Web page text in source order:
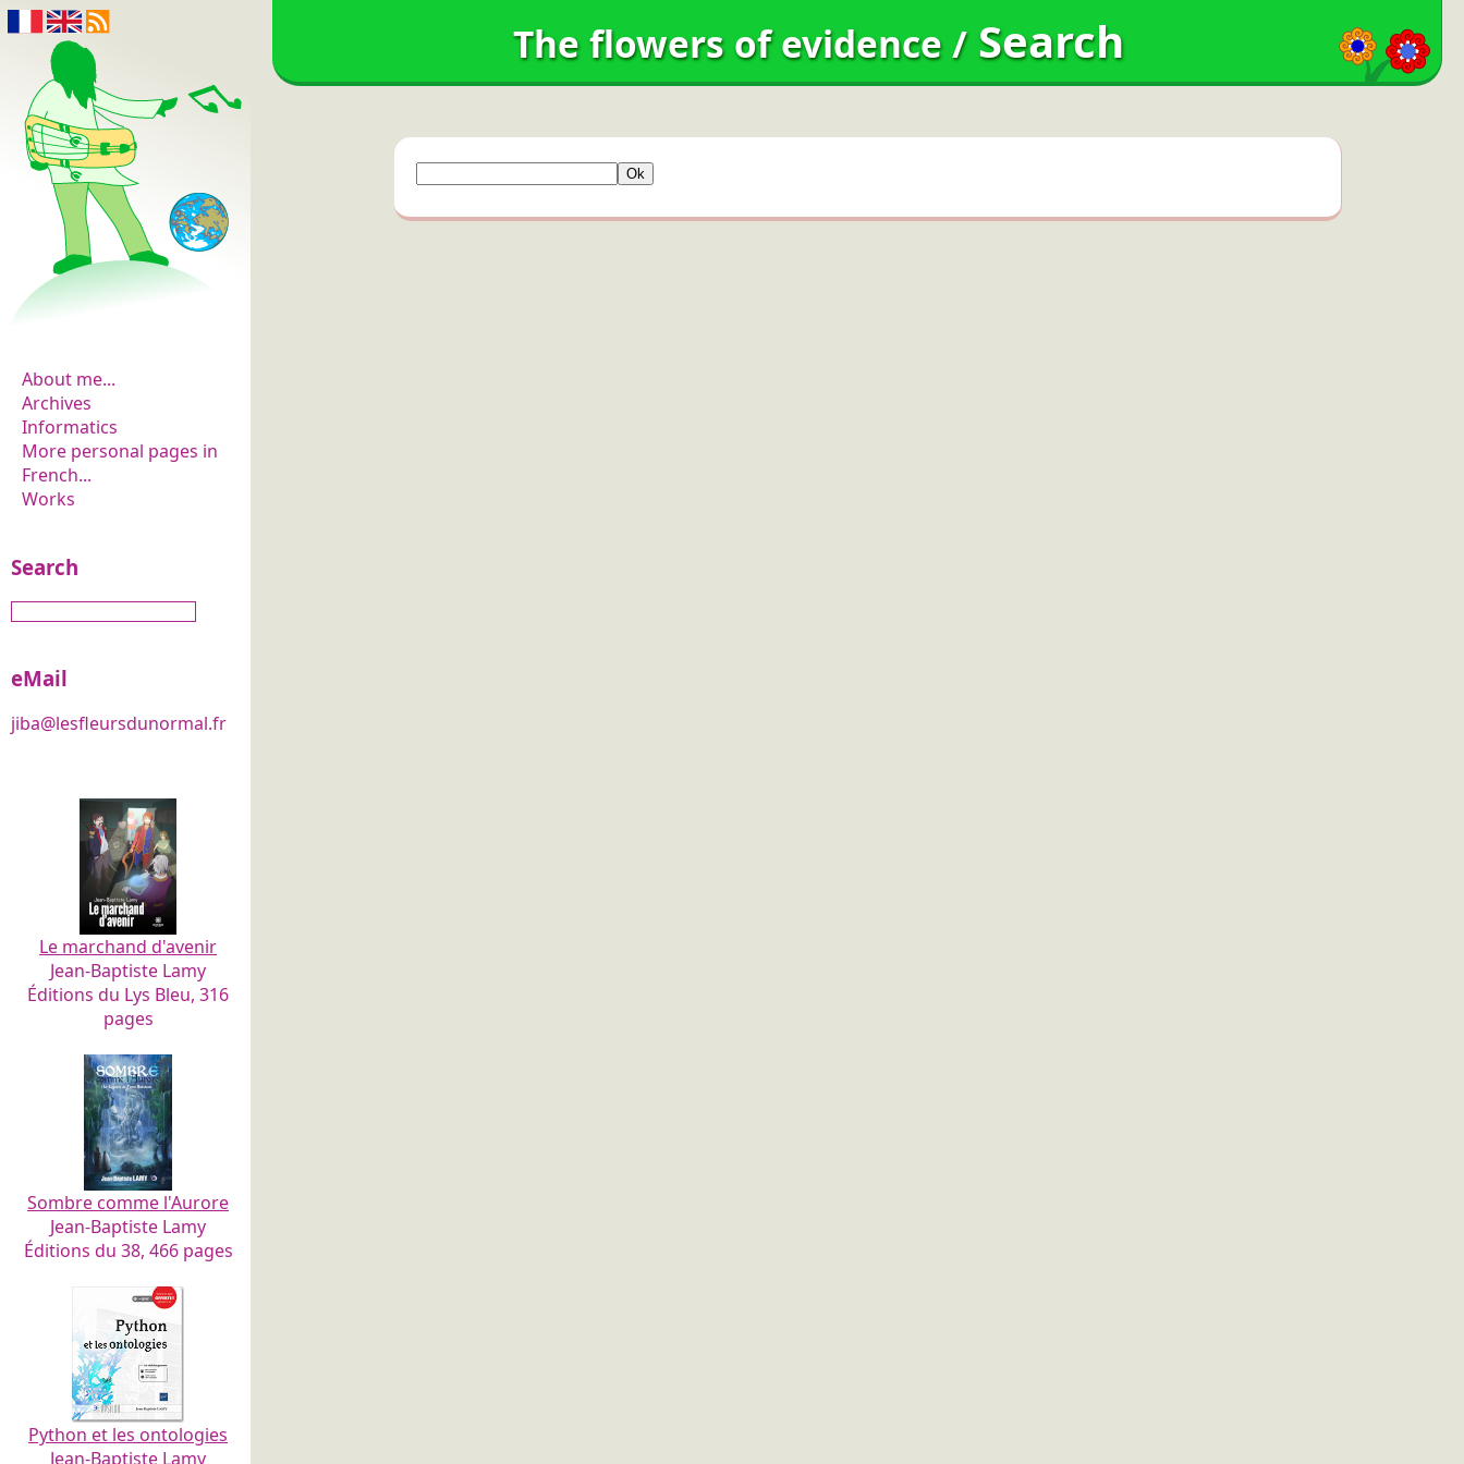
The flowers of
About me...
Archives
Informatics
More personal pages in
French...
Works
Search
eMail
jiba@lesfleursdunormal.fr
Le marchand d'avenir
Jean-Baptiste Lamy
Éditions du Lys Bleu, 316
pages
Sombre comme l'Aurore
Jean-Baptiste Lamy
Éditions du 38, 466 pages
Python et les ontologies
Jean-Baptiste Lamy
The flowers of evidence/Search